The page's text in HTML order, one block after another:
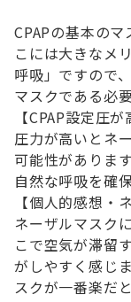
CPAPの基本の
こには大きなメ
呼吸」ですので
マスクである必
【CPAP設定圧
圧力が高いとネ
可能性がありま
自然な呼吸を確
【個人的感想・
ネーザルマスク
こで空気が滞留
がしやすく感じ
スクが一番楽だ